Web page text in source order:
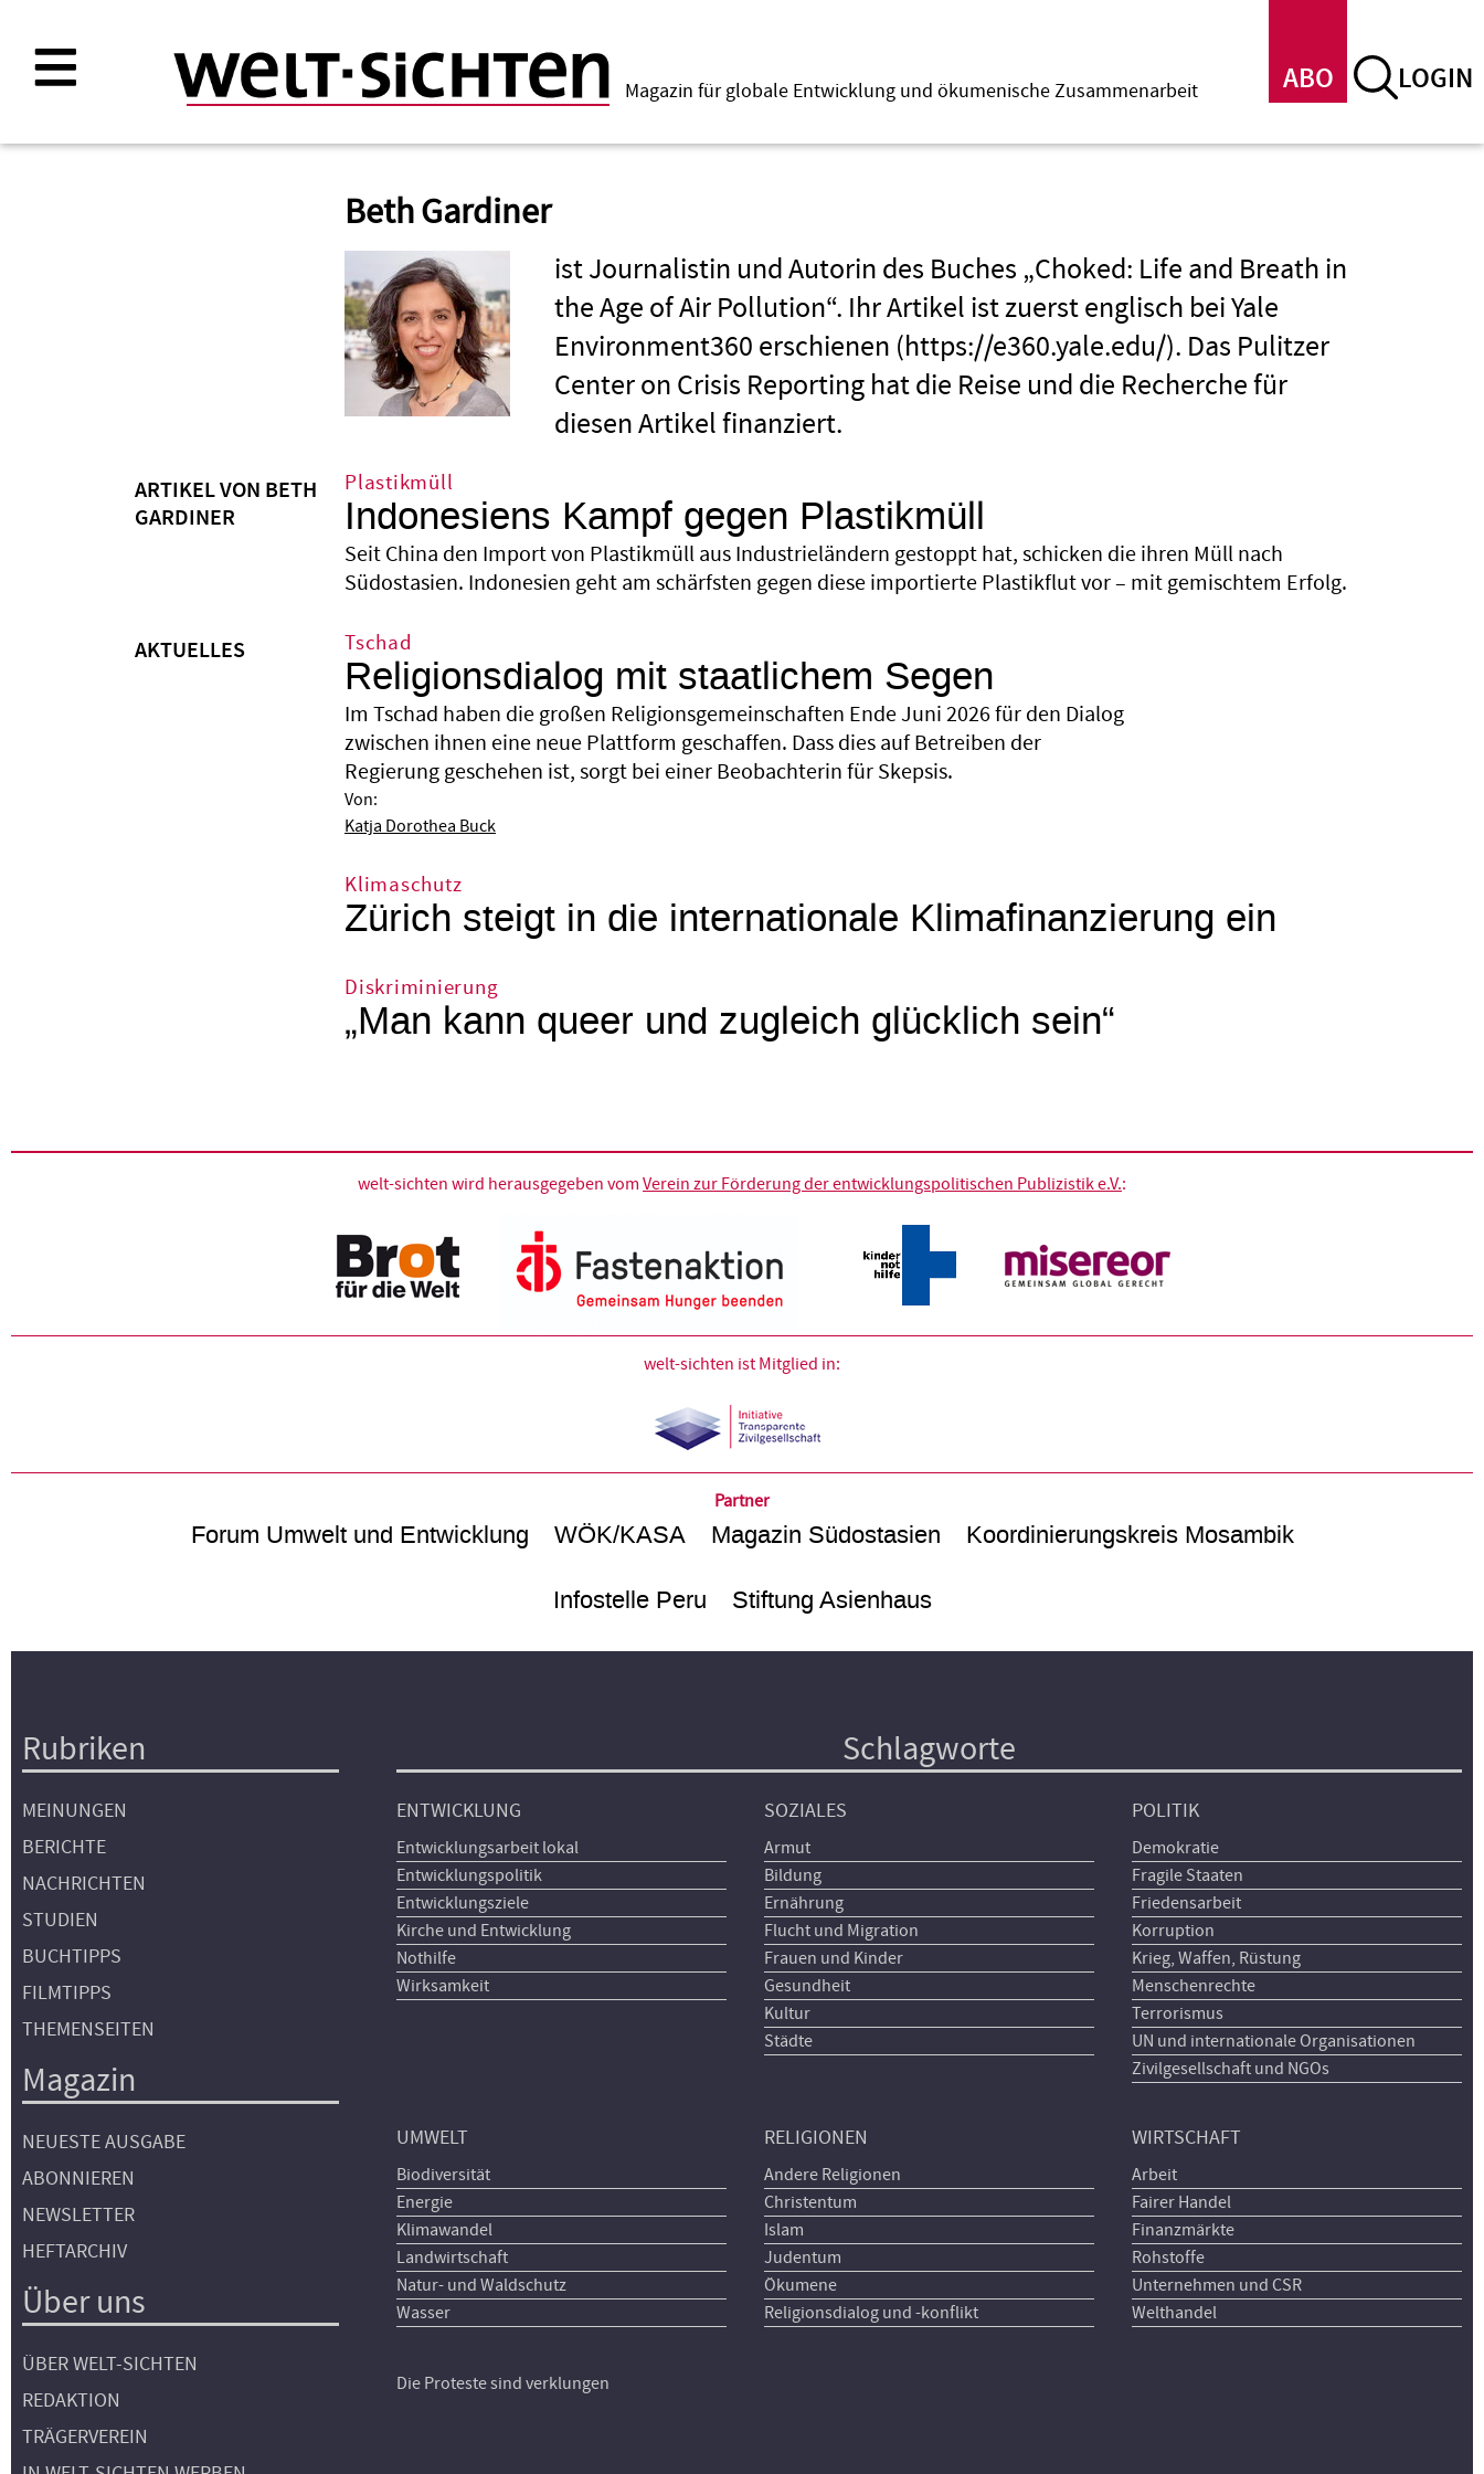
Inhalt
ABO LOGIN
Magazin für globale Entwicklung und ökumenische Zusammenarbeit
Beth Gardiner
ist Journalistin und Autorin des Buches „Choked: Life and Breath in
the Age of Air Pollution“. Ihr Artikel ist zuerst englisch bei Yale
Environment360 erschienen (https://e360.yale.edu/). Das Pulitzer
Center on Crisis Reporting hat die Reise und die Recherche für
diesen Artikel finanziert.
ARTIKEL VON BETH
GARDINER
Plastikmüll
Indonesiens Kampf gegen Plastikmüll
Seit China den Import von Plastikmüll aus Industrieländern gestoppt hat, schicken die ihren Müll nach
Südostasien. Indonesien geht am schärfsten gegen diese importierte Plastikflut vor – mit gemischtem Erfolg.
AKTUELLES Tschad
Religionsdialog mit staatlichem Segen
Im Tschad haben die großen Religionsgemeinschaften Ende Juni 2026 für den Dialog
zwischen ihnen eine neue Plattform geschaffen. Dass dies auf Betreiben der
Regierung geschehen ist, sorgt bei einer Beobachterin für Skepsis.
Von:
Katja Dorothea Buck
Klimaschutz
Zürich steigt in die internationale Klimafinanzierung ein
Diskriminierung
„Man kann queer und zugleich glücklich sein“
welt-sichten wird herausgegeben vom Verein zur Förderung der entwicklungspolitischen Publizistik e.V.:
welt-sichten ist Mitglied in:
Partner
Forum Umwelt und Entwicklung WÖK/KASA Magazin Südostasien Koordinierungskreis Mosambik
Infostelle Peru Stiftung Asienhaus
Hauptnavigation
Rubriken
MEINUNGEN
BERICHTE
NACHRICHTEN
STUDIEN
BUCHTIPPS
FILMTIPPS
THEMENSEITEN
Magazin
NEUESTE AUSGABE
ABONNIEREN
NEWSLETTER
HEFTARCHIV
Über uns
ÜBER WELT-SICHTEN
REDAKTION
TRÄGERVEREIN
Schlagworte
ENTWICKLUNG
Entwicklungsarbeit lokal
Entwicklungspolitik
Entwicklungsziele
Kirche und Entwicklung
Nothilfe
Wirksamkeit
SOZIALES
Armut
Bildung
Ernährung
Flucht und Migration
Frauen und Kinder
Gesundheit
Kultur
Städte
POLITIK
Demokratie
Fragile Staaten
Friedensarbeit
Korruption
Krieg, Waffen, Rüstung
Menschenrechte
Terrorismus
UN und internationale Organisationen
Zivilgesellschaft und NGOs
UMWELT
Biodiversität
Energie
Klimawandel
Landwirtschaft
Natur- und Waldschutz
Wasser
RELIGIONEN
Andere Religionen
Christentum
Islam
Judentum
Ökumene
Religionsdialog und -konflikt
WIRTSCHAFT
Arbeit
Fairer Handel
Finanzmärkte
Rohstoffe
Unternehmen und CSR
Welthandel
Die Proteste sind verklungen